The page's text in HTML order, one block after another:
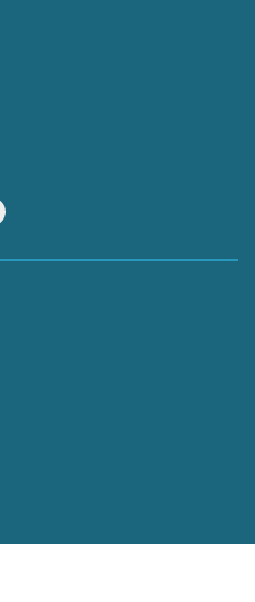
Instagram